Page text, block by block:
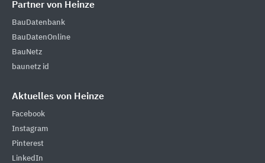
Partner von Heinze
BauDatenbank
BauDatenOnline
BauNetz
baunetz id
Aktuelles von Heinze
Facebook
Instagram
Pinterest
LinkedIn